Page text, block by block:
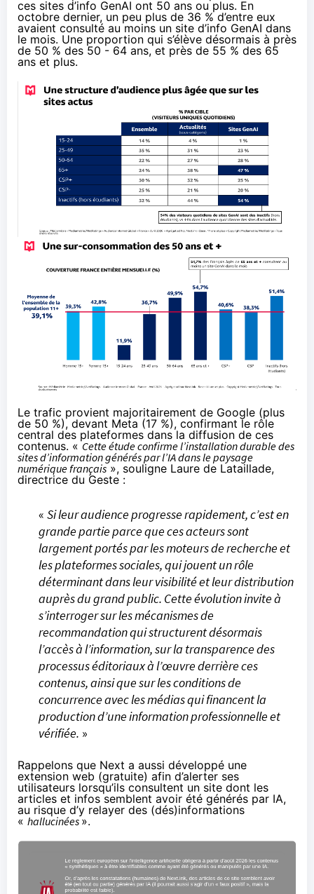
ces sites d’info GenAI ont 50 ans ou plus. En
octobre dernier, un peu plus de 36 % d’entre eux
avaient consulté au moins un site d’info GenAI dans
le mois. Une proportion qui s’élève désormais à près
de 50 % des 50 - 64 ans, et près de 55 % des 65
ans et plus.
Le trafic provient majoritairement de Google (plus
de 50 %), devant Meta (17 %), confirmant le rôle
central des plateformes dans la diffusion de ces
contenus. «Cette étude confirme l’installation durable des
sites d’information générés par l’IA dans le paysage
numérique français», souligne Laure de Lataillade,
directrice du Geste :
« Si leur audience progresse rapidement, c’est en
grande partie parce que ces acteurs sont
largement portés par les moteurs de recherche et
les plateformes sociales, qui jouent un rôle
déterminant dans leur visibilité et leur distribution
auprès du grand public. Cette évolution invite à
s’interroger sur les mécanismes de
recommandation qui structurent désormais
l’accès à l’information, sur la transparence des
processus éditoriaux à l’œuvre derrière ces
contenus, ainsi que sur les conditions de
concurrence avec les médias qui financent la
production d’une information professionnelle et
vérifiée. »
Rappelons que Next a aussi développé une
extension web (gratuite) afin d’alerter ses
utilisateurs lorsqu’ils consultent un site dont les
articles et infos semblent avoir été générés par IA,
au risque d’y relayer des (dés)informations
« hallucinées».